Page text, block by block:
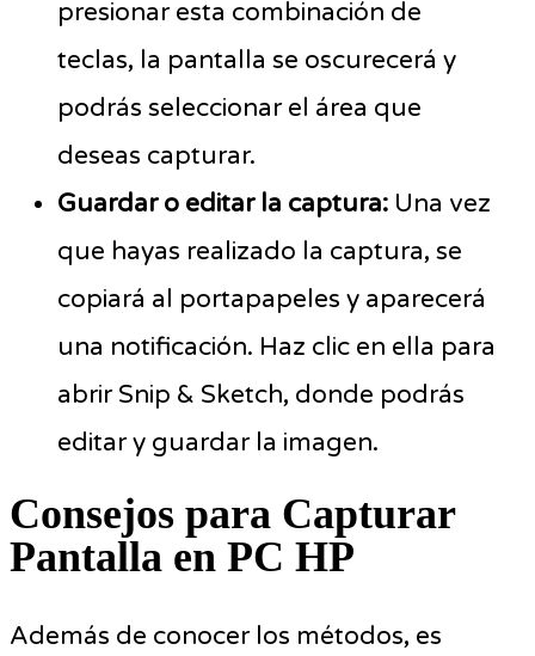
presionar esta combinación de
teclas, la pantalla se oscurecerá y
podrás seleccionar el área que
deseas capturar.
Guardar o editar la captura: Una vez
que hayas realizado la captura, se
copiará al portapapeles y aparecerá
una notificación. Haz clic en ella para
abrir Snip & Sketch, donde podrás
editar y guardar la imagen.
Consejos para Capturar
Pantalla en PC HP
Además de conocer los métodos, es